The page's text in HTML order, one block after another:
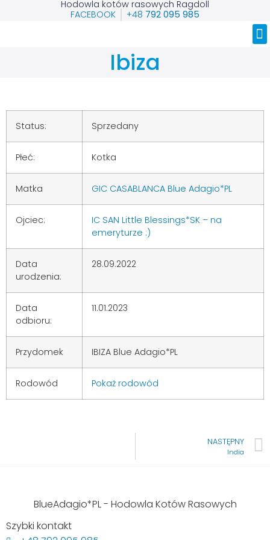
Hodowla kotów rasowych Ragdoll
FACEBOOK
+48 792 095 985
Ibiza
Status: Sprzedany
Płeć: Kotka
Matka GIC CASABLANCA Blue Adagio*PL
Ojciec:
IC SAN Little Blessings*SK – na
emeryturze :)
Data
urodzenia:
28.09.2022
Data
odbioru:
11.01.2023
Przydomek IBIZA Blue Adagio*PL
Rodowód Pokaż rodowód
NASTĘPNY
India
BlueAdagio*PL - Hodowla Kotów Rasowych
Szybki kontakt